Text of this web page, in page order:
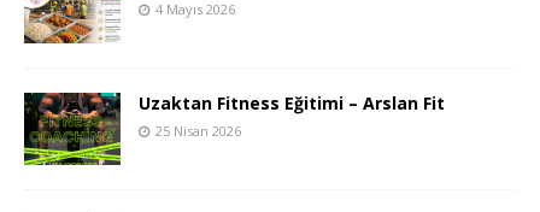
4 Mayıs 2026
Uzaktan Fitness Eğitimi – Arslan Fit
25 Nisan 2026